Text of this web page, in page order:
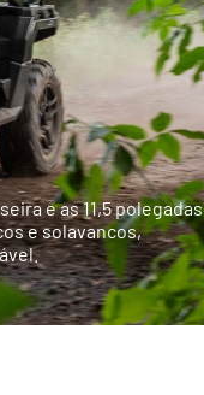
e as 11,5 polegadas
e solavancos,